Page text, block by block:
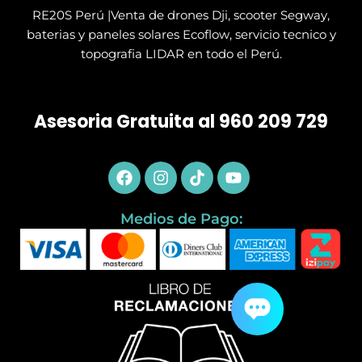
RE20S Perú |Venta de drones Dji, scooter Segway,
baterias y paneles solares Ecoflow, servicio tecnico y
topografia LIDAR en todo el Perú.
Asesoria Gratuita al 960 209 729
Facebook
Instagram
TiktokYoutube
Medios de Pago: